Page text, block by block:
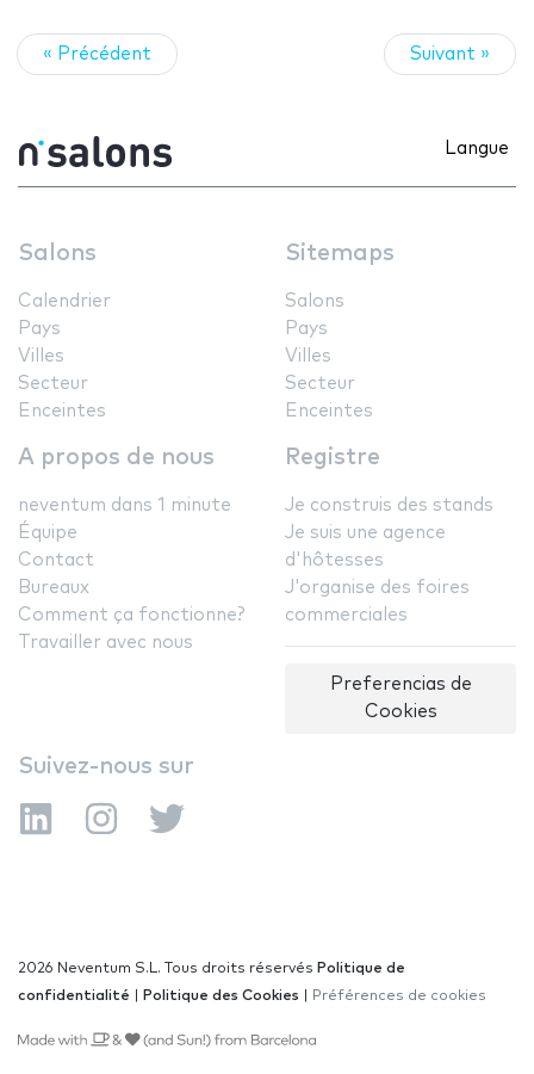
« Précédent Suivant »
Langue
Salons
Calendrier
Pays
Villes
Secteur
Enceintes
Sitemaps
Salons
Pays
Villes
Secteur
Enceintes
A propos de nous
neventum dans 1 minute
Équipe
Contact
Bureaux
Comment ça fonctionne?
Travailler avec nous
Registre
Je construis des stands
Je suis une agence
d'hôtesses
J'organise des foires
commerciales
Preferencias de
Cookies
Suivez-nous sur
2026 Neventum S.L. Tous droits réservés Politique de
confidentialité
Politique des Cookies Préférences de cookies